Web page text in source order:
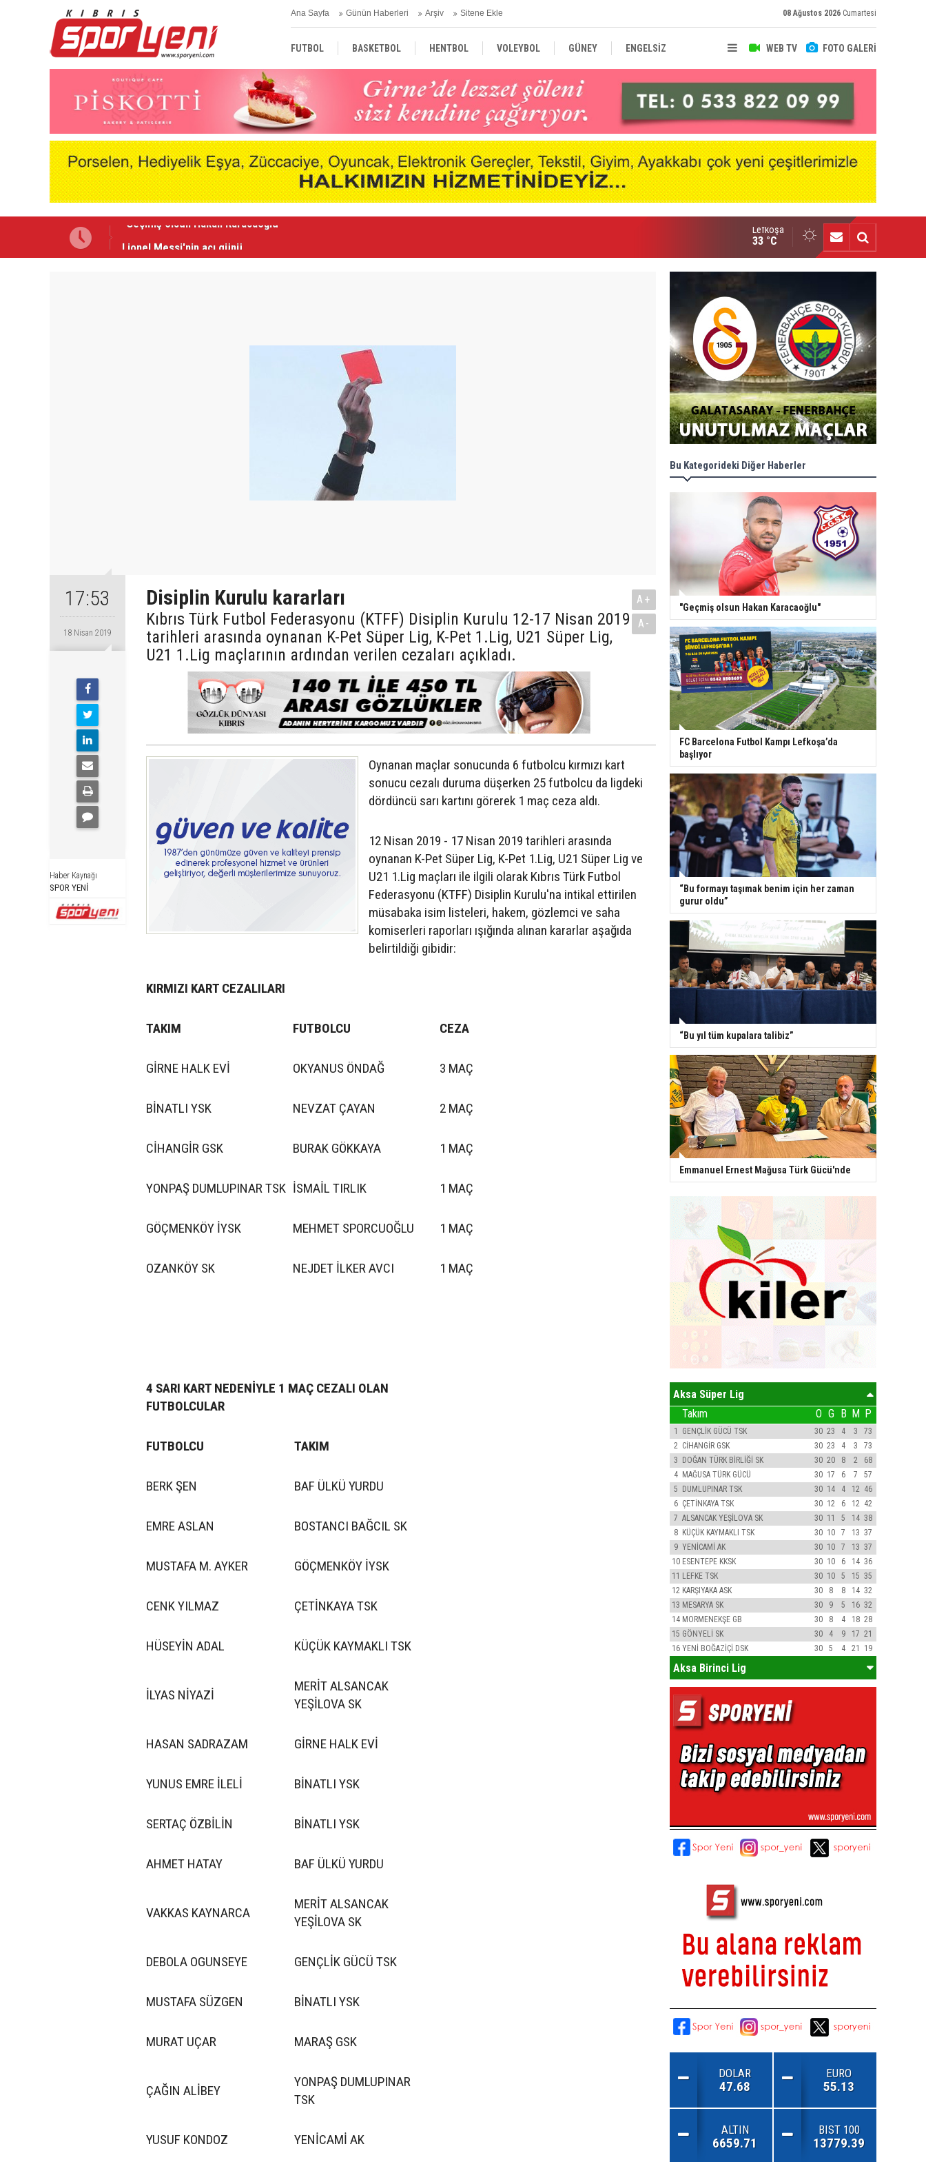
Ana Sayfa Günün Haberleri Arşiv Sitene Ekle 08 Ağustos 2026 Cumartesi
WEB TV FOTO GALERİ
FUTBOL BASKETBOL HENTBOL VOLEYBOL GÜNEY ENGELSİZ
TÜRKİYE AVRUPA DÜNYA
Arsenal, Bruno Guimaraes transferini duyurdu
Lefkoşa
33 °C
17:53
18 Nisan 2019
Haber Kaynağı
SPOR YENİ
Disiplin Kurulu kararları
Kıbrıs Türk Futbol Federasyonu (KTFF) Disiplin Kurulu 12-17 Nisan 2019
tarihleri arasında oynanan K-Pet Süper Lig, K-Pet 1.Lig, U21 Süper Lig,
U21 1.Lig maçlarının ardından verilen cezaları açıkladı.
A+
A-
Oynanan maçlar sonucunda 6 futbolcu kırmızı kart
sonucu cezalı duruma düşerken 25 futbolcu da ligdeki
dördüncü sarı kartını görerek 1 maç ceza aldı.
12 Nisan 2019 - 17 Nisan 2019 tarihleri arasında
oynanan K-Pet Süper Lig, K-Pet 1.Lig, U21 Süper Lig ve
U21 1.Lig maçları ile ilgili olarak Kıbrıs Türk Futbol
Federasyonu (KTFF) Disiplin Kurulu'na intikal ettirilen
müsabaka isim listeleri, hakem, gözlemci ve saha
komiserleri raporları ışığında alınan kararlar aşağıda
belirtildiği gibidir:
KIRMIZI KART CEZALILARI
TAKIM FUTBOLCU CEZA
GİRNE HALK EVİ OKYANUS ÖNDAĞ 3 MAÇ
BİNATLI YSK NEVZAT ÇAYAN 2 MAÇ
CİHANGİR GSK BURAK GÖKKAYA 1 MAÇ
YONPAŞ DUMLUPINAR TSK İSMAİL TIRLIK 1 MAÇ
GÖÇMENKÖY İYSK MEHMET SPORCUOĞLU 1 MAÇ
OZANKÖY SK NEJDET İLKER AVCI 1 MAÇ
4 SARI KART NEDENİYLE 1 MAÇ CEZALI OLAN
FUTBOLCULAR
FUTBOLCU TAKIM
BERK ŞEN BAF ÜLKÜ YURDU
EMRE ASLAN BOSTANCI BAĞCIL SK
MUSTAFA M. AYKER GÖÇMENKÖY İYSK
CENK YILMAZ ÇETİNKAYA TSK
HÜSEYİN ADAL KÜÇÜK KAYMAKLI TSK
İLYAS NİYAZİ
MERİT ALSANCAK
YEŞİLOVA SK
HASAN SADRAZAM GİRNE HALK EVİ
YUNUS EMRE İLELİ BİNATLI YSK
SERTAÇ ÖZBİLİN BİNATLI YSK
AHMET HATAY BAF ÜLKÜ YURDU
VAKKAS KAYNARCA
MERİT ALSANCAK
YEŞİLOVA SK
DEBOLA OGUNSEYE GENÇLİK GÜCÜ TSK
MUSTAFA SÜZGEN BİNATLI YSK
MURAT UÇAR MARAŞ GSK
ÇAĞIN ALİBEY
YONPAŞ DUMLUPINAR
TSK
YUSUF KONDOZ YENİCAMİ AK
Bu Kategorideki Diğer Haberler
"Geçmiş olsun Hakan Karacaoğlu"
FC Barcelona Futbol Kampı Lefkoşa’da
başlıyor
“Bu formayı taşımak benim için her zaman
gurur oldu”
“Bu yıl tüm kupalara talibiz”
Emmanuel Ernest Mağusa Türk Gücü'nde
Aksa Süper Lig
Takım O G B M P
1 GENÇLİK GÜCÜ TSK 30 23 4 3
73
2 CİHANGİR GSK 30 23 4 3
73
3 DOĞAN TÜRK BİRLİĞİ SK 30 20 8 2
68
4 MAĞUSA TÜRK GÜCÜ 30 17 6 7
57
5 DUMLUPINAR TSK 30 14 4 12 46
6 ÇETİNKAYA TSK 30 12 6 12 42
7 ALSANCAK YEŞİLOVA SK 30 11 5 14 38
8 KÜÇÜK KAYMAKLI TSK 30 10 7 13 37
9 YENİCAMİ AK 30 10 7 13 37
10 ESENTEPE KKSK 30 10 6 14 36
11 LEFKE TSK 30 10 5 15 35
12 KARŞIYAKA ASK 30 8 8 14 32
13 MESARYA SK 30 9 5 16 32
14 MORMENEKŞE GB 30 8 4 18 28
15 GÖNYELİ SK 30 4 9 17 21
16 YENİ BOĞAZİÇİ DSK 30 5 4 21 19
Aksa Birinci Lig
DOLAR
47.68
EURO
55.13
ALTIN
6659.71
BIST 100
13779.39